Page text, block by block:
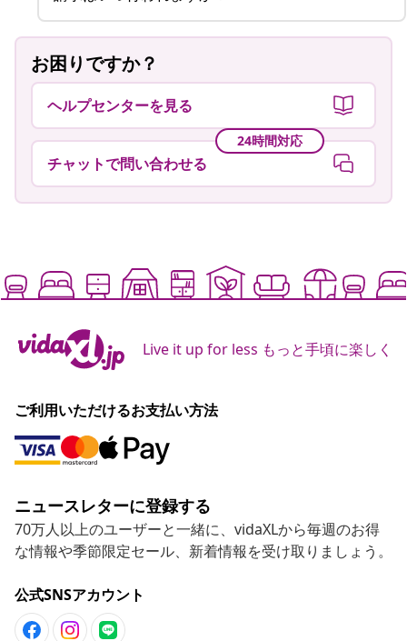
お困りですか？
ヘルプセンターを見る
24時間対応
チャットで問い合わせる
Live it up for less もっと手頃に楽しく
ご利用いただけるお支払い方法
ニュースレターに登録する
70万人以上のユーザーと一緒に、vidaXLから毎週のお得
な情報や季節限定セール、新着情報を受け取りましょう。
公式SNSアカウント